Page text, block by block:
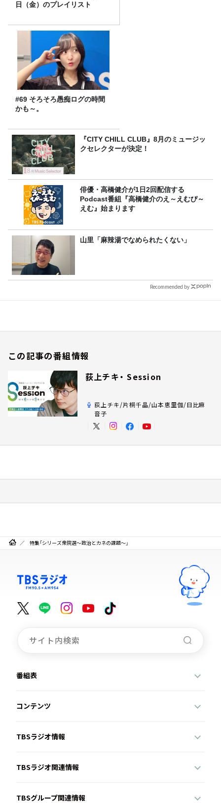
日（金）のプレイリスト
#69 そろそろ愚痴ログの時間
かも～。
『CITY CHILL CLUB』8月のミュージッ
クセレクターが決定！
俳優・高橋健介が1日2回配信する
Podcast番組『高橋健介のえ～えむぴ～
えむ』始まります
山里「麻辣湯でなめられたくない」
Recommended by
この記事の番組情報
荻上チキ・ Session
荻上チキ/片桐千晶/山本恵里伽/日比麻
音子
特集「シリーズ衆院選～政治とカネの課題～」
番組表
コンテンツ
TBSラジオ情報
TBSラジオ関連情報
TBSグループ関連情報